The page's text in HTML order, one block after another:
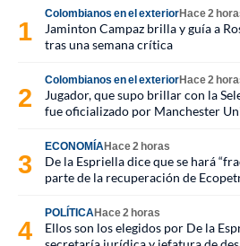
Colombianos en el exteriorHace 2
Jaminton Campaz brilla y guía a
tras una semana crítica
Colombianos en el exteriorHace 2
Jugador, que supo brillar con la
fue oficializado por Manchester
ECONOMÍAHace 2 horas
De la Espriella dice que se hará
parte de la recuperación de
POLÍTICAHace 2 horas
Ellos son los elegidos por De la